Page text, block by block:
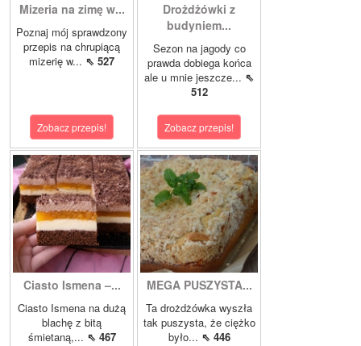
Mizeria na zimę w...
Poznaj mój sprawdzony
przepis na chrupiącą
mizerię w... ⇖ 527
Zobacz przepis!
Drożdżówki z
budyniem...
Sezon na jagody co
prawda dobiega końca
ale u mnie jeszcze... ⇖
512
Zobacz przepis!
Ciasto Ismena –...
Ciasto Ismena na dużą
blachę z bitą
śmietaną,... ⇖ 467
MEGA PUSZYSTA...
Ta drożdżówka wyszła
tak puszysta, że ciężko
było... ⇖ 446